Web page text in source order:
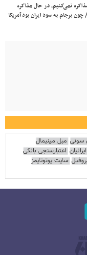
نمی‌کنیم، در حال مذاکره
برجام به سود ایران بود آمریکا
سونی مبل مینیمال
اعتبارسنجی بانکی
سایت یوتوتایمز